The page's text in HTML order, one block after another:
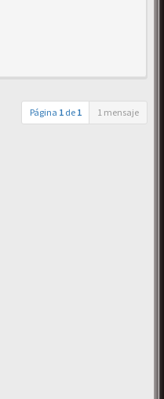
Página 1 de 1 1 mensaje